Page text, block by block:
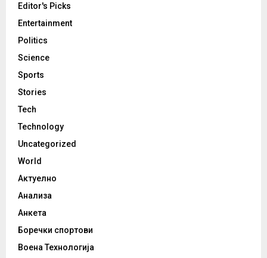
Editor's Picks
Entertainment
Politics
Science
Sports
Stories
Tech
Technology
Uncategorized
World
Актуелно
Анализа
Анкета
Боречки спортови
Воена Технологија